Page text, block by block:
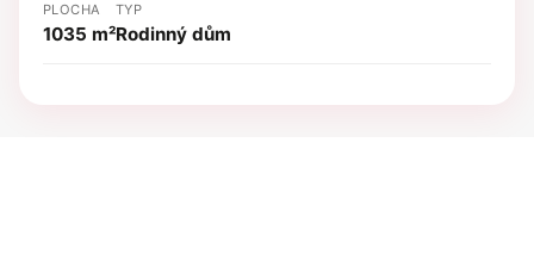
PLOCHA
1035 m²
TYP
Rodinný dům